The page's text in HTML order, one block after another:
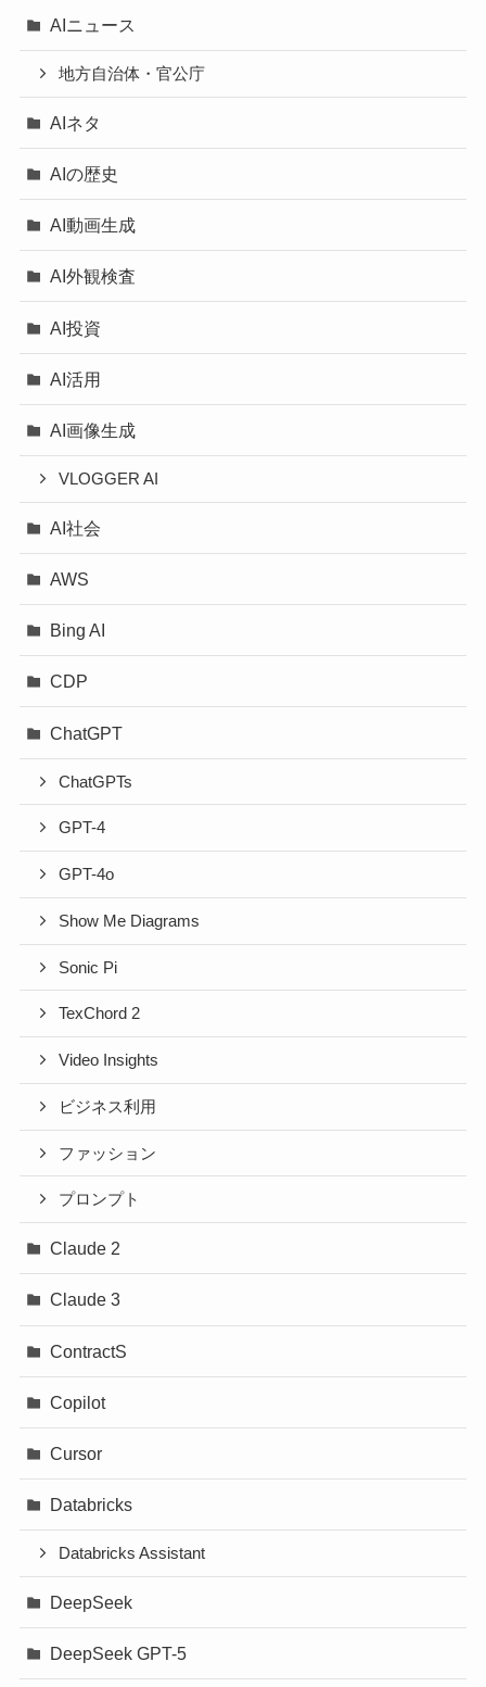
AIニュース
地方自治体・官公庁
AIネタ
AIの歴史
AI動画生成
AI外観検査
AI投資
AI活用
AI画像生成
VLOGGER AI
AI社会
AWS
Bing AI
CDP
ChatGPT
ChatGPTs
GPT-4
GPT-4o
Show Me Diagrams
Sonic Pi
TexChord 2
Video Insights
ビジネス利用
ファッション
プロンプト
Claude 2
Claude 3
ContractS
Copilot
Cursor
Databricks
Databricks Assistant
DeepSeek
DeepSeek GPT-5